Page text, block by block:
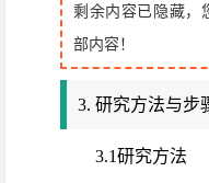
剩余内容已隐藏，
部内容！
3. 研究方法与步
3.1研究方法